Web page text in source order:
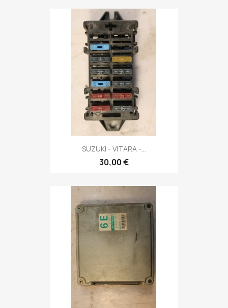
SUZUKI - VITARA -...
30,00 €